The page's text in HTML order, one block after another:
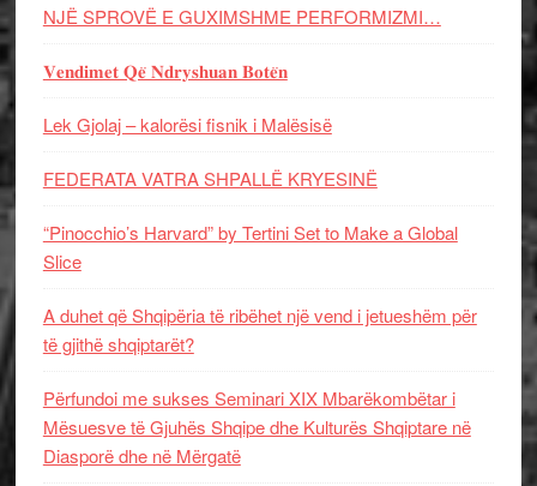
NJË SPROVË E GUXIMSHME PERFORMIZMI…
𝐕𝐞𝐧𝐝𝐢𝐦𝐞𝐭 𝐐𝐞̈ 𝐍𝐝𝐫𝐲𝐬𝐡𝐮𝐚𝐧 𝐁𝐨𝐭𝐞̈𝐧
Lek Gjolaj – kalorësi fisnik i Malësisë
FEDERATA VATRA SHPALLË KRYESINË
“Pinocchio’s Harvard” by Tertini Set to Make a Global
Slice
A duhet që Shqipëria të ribëhet një vend i jetueshëm për
të gjithë shqiptarët?
Përfundoi me sukses Seminari XIX Mbarëkombëtar i
Mësuesve të Gjuhës Shqipe dhe Kulturës Shqiptare në
Diasporë dhe në Mërgatë